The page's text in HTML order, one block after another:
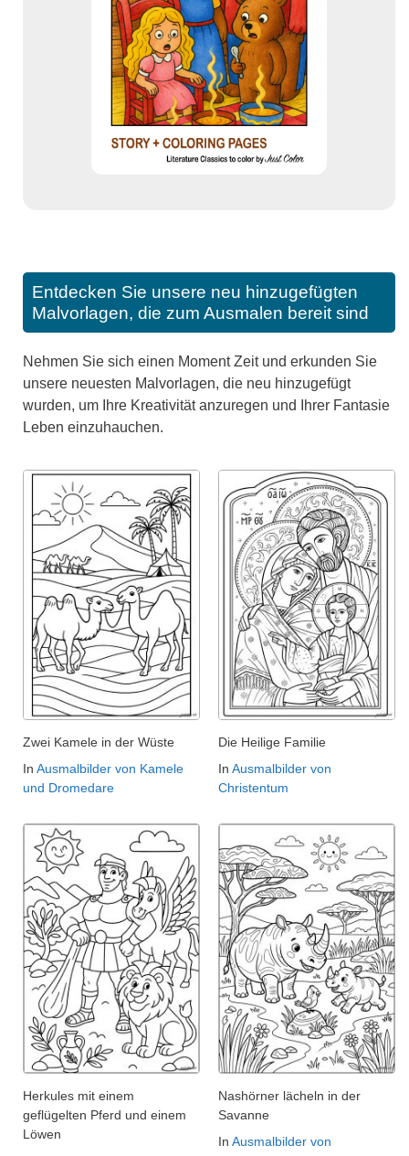
Entdecken Sie unsere neu hinzugefügten
Malvorlagen, die zum Ausmalen bereit sind
Nehmen Sie sich einen Moment Zeit und erkunden Sie
unsere neuesten Malvorlagen, die neu hinzugefügt
wurden, um Ihre Kreativität anzuregen und Ihrer Fantasie
Leben einzuhauchen.
Zwei Kamele in der Wüste
In Ausmalbilder von Kamele
und Dromedare
Die Heilige Familie
In Ausmalbilder von
Christentum
Herkules mit einem
geflügelten Pferd und einem
Löwen
Nashörner lächeln in der
Savanne
In Ausmalbilder von